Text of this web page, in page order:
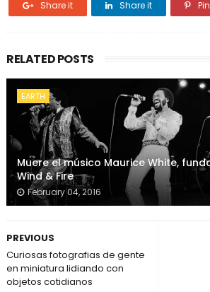
Share it Share it
RELATED POSTS
EARTH
Muere el músico Maurice White,
Wind & Fire
February 04, 2016
PREVIOUS
Curiosas fotografias de gente
en miniatura lidiando con
objetos cotidianos